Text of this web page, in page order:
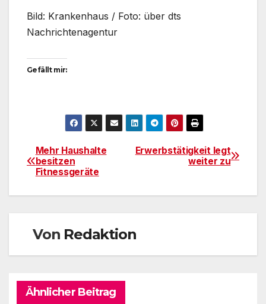
Bild: Krankenhaus / Foto: über dts
Nachrichtenagentur
Gefällt mir:
Beitragsnavigation
Erwerbstätigkeit legt
weiter zu
Mehr Haushalte
besitzen
Fitnessgeräte
Von Redaktion
Ähnlicher Beitrag